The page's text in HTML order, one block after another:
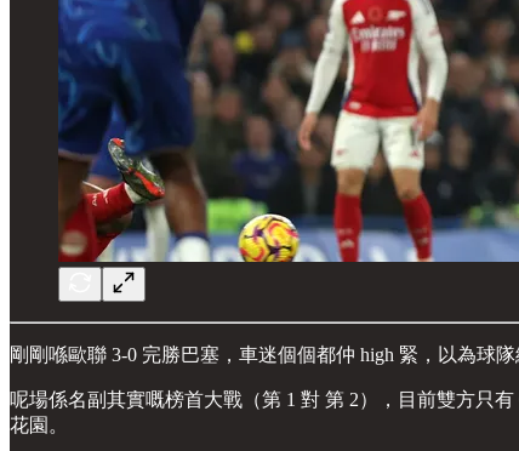
剛剛喺歐聯 3-0 完勝巴塞，車迷個個都仲 high 緊，以為球
呢場係名副其實嘅榜首大戰（第 1 對 第 2），目前雙方只
花園。